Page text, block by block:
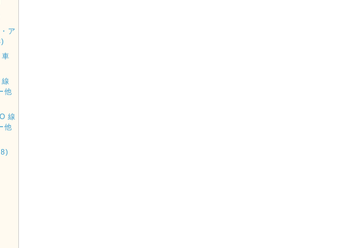
ア
他
線
他